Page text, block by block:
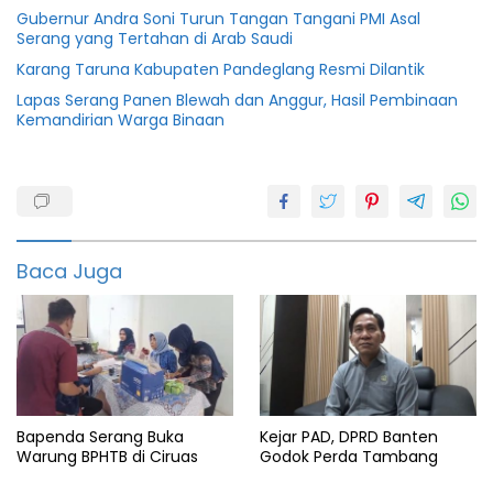
Gubernur Andra Soni Turun Tangan Tangani PMI Asal
Serang yang Tertahan di Arab Saudi
Karang Taruna Kabupaten Pandeglang Resmi Dilantik
Lapas Serang Panen Blewah dan Anggur, Hasil Pembinaan
Kemandirian Warga Binaan
kabupaten
serang
featured
info
banten
Info
pasar
Info
serang
Baca Juga
Bapenda Serang Buka
Warung BPHTB di Ciruas
Kejar PAD, DPRD Banten
Godok Perda Tambang